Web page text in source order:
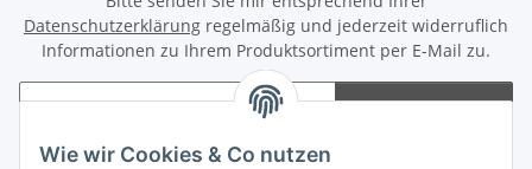
Wie wir Cookies & Co nutzen
Datenschutzerklärung regelmäßig und jederzeit widerruflich
Informationen zu Ihrem Produktsortiment per E-Mail zu.
Abonnieren
Newsletter Abonnieren